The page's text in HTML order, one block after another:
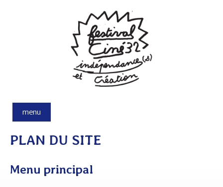
menu
PLAN DU SITE
Menu principal